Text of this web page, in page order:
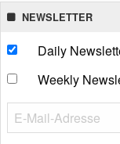
NEWSLETTER
Daily
Weekly